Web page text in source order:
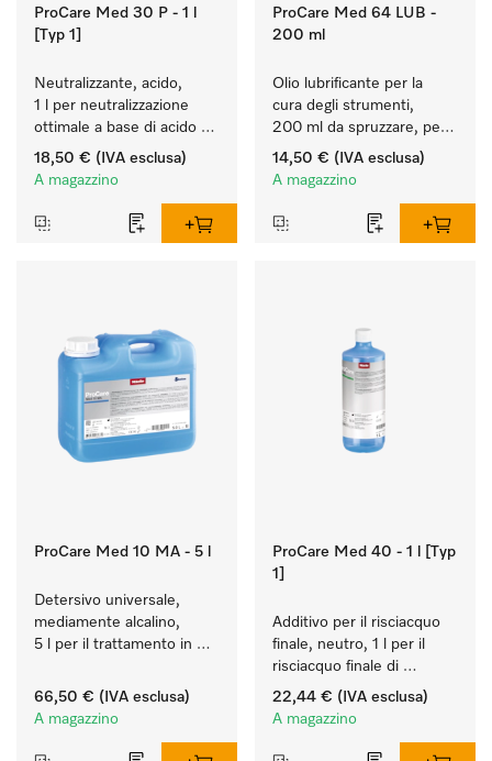
ProCare Med 30 P - 1 l
[Typ 1]
Neutralizzante, acido,
1 l per neutralizzazione
ottimale a base di acido
inorganico.
18,50 € (IVA esclusa)
A magazzino
ProCare Med 64 LUB -
200 ml
Olio lubrificante per la
cura degli strumenti,
200 ml da spruzzare, per
la cura manuale di
dispositivi medici.
14,50 € (IVA esclusa)
A magazzino
ProCare Med 10 MA - 5 l
Detersivo universale,
mediamente alcalino,
5 l per il trattamento in
utensili.
66,50 € (IVA esclusa)
A magazzino
ProCare Med 40 - 1 l [Typ
1]
Additivo per il risciacquo
finale, neutro, 1 l per il
risciacquo finale di
strumenti e utensili,
biocompatibile.
22,44 € (IVA esclusa)
A magazzino